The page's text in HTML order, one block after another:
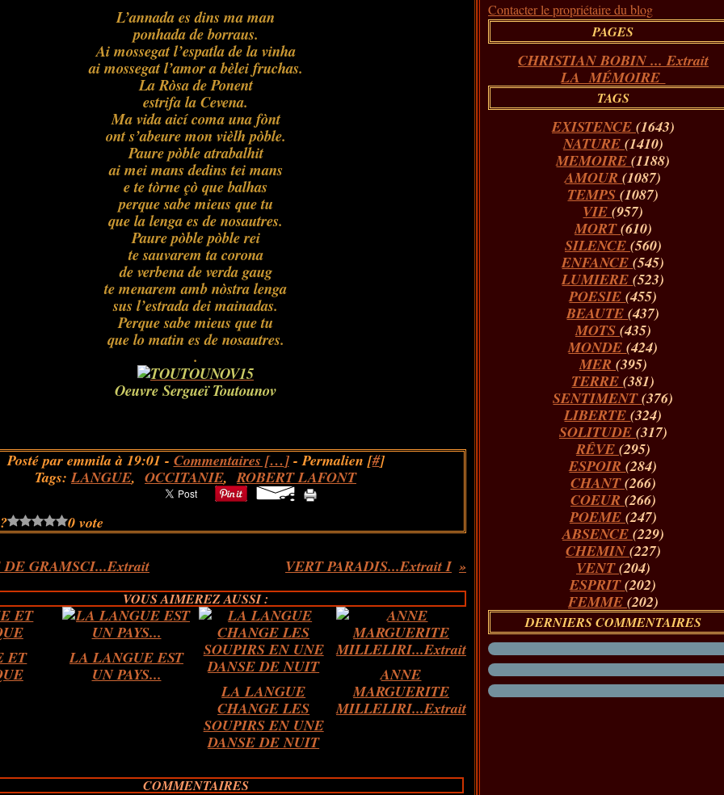
L’annada es dins ma man
ponhada de borraus.
Ai mossegat l’espatla de la vinha
ai mossegat l’amor a bèlei fruchas.
La Ròsa de Ponent
estrifa la Cevena.
Ma vida aicí coma una fònt
ont s’abeure mon vièlh pòble.
Paure pòble atrabalhit
ai mei mans dedins tei mans
e te tòrne çò que balhas
perque sabe mieus que tu
que la lenga es de nosautres.
Paure pòble pòble rei
te sauvarem ta corona
de verbena de verda gaug
te menarem amb nòstra lenga
sus l’estrada dei mainadas.
Perque sabe mieus que tu
que lo matin es de nosautres.
.
Oeuvre Sergueï Toutounov
Posté par emmila à 19:01 - Commentaires […]- Permalien [#]
Tags:LANGUE, OCCITANIE,ROBERT LAFONT
0 vote
GRAMSCI...Extrait VERT PARADIS...Extrait I
VOUS AIMEREZ AUSSI :
ET
LA LANGUE EST
UN PAYS...
LA LANGUE
CHANGE LES
SOUPIRS EN UNE
DANSE DE NUIT
ANNE
MARGUERITE
MILLELIRI...Extrait
COMMENTAIRES
Contacter le propriétaire du blog
PAGES
CHRISTIAN BOBIN ... Extrait
LA MÉMOIRE
TAGS
EXISTENCE (1643)
NATURE (1410)
MEMOIRE(1188)
AMOUR(1087)
TEMPS(1087)
VIE(957)
MORT(610)
SILENCE (560)
ENFANCE(545)
LUMIERE(523)
POESIE(455)
BEAUTE(437)
MOTS (435)
MONDE(424)
MER (395)
TERRE(381)
SENTIMENT(376)
LIBERTE(324)
SOLITUDE (317)
RÊVE (295)
ESPOIR(284)
CHANT(266)
COEUR (266)
POEME (247)
ABSENCE (229)
CHEMIN(227)
VENT(204)
ESPRIT(202)
FEMME (202)
DERNIERS COMMENTAIRES